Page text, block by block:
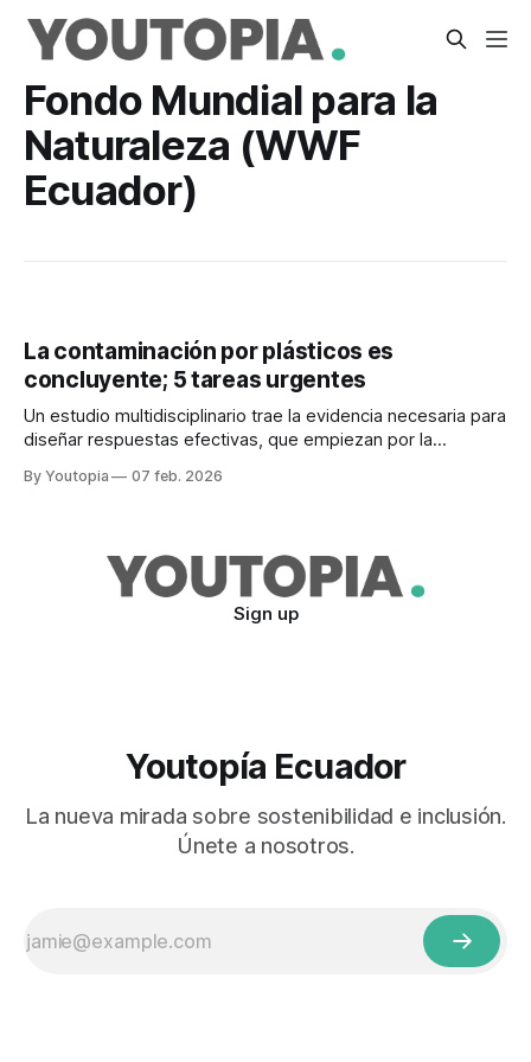
Fondo Mundial para la
Naturaleza (WWF
Ecuador)
La contaminación por plásticos es
concluyente; 5 tareas urgentes
Un estudio multidisciplinario trae la evidencia necesaria para
diseñar respuestas efectivas, que empiezan por la
By Youtopia 07 feb. 2026
Sign up
Youtopía Ecuador
La nueva mirada sobre sostenibilidad e inclusión.
Únete a nosotros.